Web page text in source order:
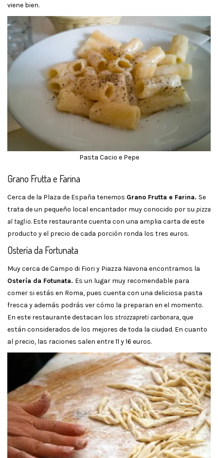
viene bien.
Pasta Cacio e Pepe
Grano Frutta e Farina
Cerca de la Plaza de España tenemos Grano Frutta e Farina. Se
trata de un pequeño local encantador muy conocido por su pizza
al taglio. Este restaurante cuenta con una amplia carta de este
producto y el precio de cada porción ronda los tres euros.
Ostería da Fortunata
Muy cerca de Campo di Fiori y Piazza Navona encontramos la
Ostería da Fotunata. Es un lugar muy recomendable para
comer si estás en Roma, pues cuenta con una deliciosa pasta
fresca y además podrás ver cómo la preparan en el momento.
En este restaurante destacan los strozzapreti carbonara, que
están considerados de los mejores de toda la ciudad. En cuanto
al precio, las raciones salen entre 11 y 16 euros.